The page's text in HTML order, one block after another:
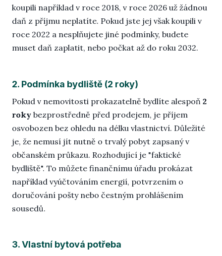
koupili například v roce 2018, v roce 2026 už žádnou
daň z příjmu neplatíte. Pokud jste jej však koupili v
roce 2022 a nesplňujete jiné podmínky, budete
muset daň zaplatit, nebo počkat až do roku 2032.
2. Podmínka bydliště (2 roky)
Pokud v nemovitosti prokazatelně bydlíte alespoň 2
roky bezprostředně před prodejem, je příjem
osvobozen bez ohledu na délku vlastnictví. Důležité
je, že nemusí jít nutně o trvalý pobyt zapsaný v
občanském průkazu. Rozhodující je "faktické
bydliště". To můžete finančnímu úřadu prokázat
například vyúčtováním energií, potvrzením o
doručování pošty nebo čestným prohlášením
sousedů.
3. Vlastní bytová potřeba